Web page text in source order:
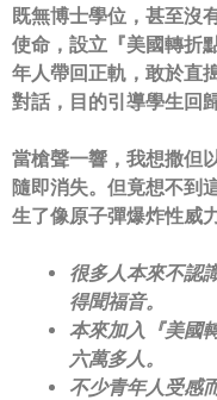
既無博士學位， 甚至沒
使命，設立『美國轉折
年人帶回正軌，敢於直
對話，目的引導學生回
當槍聲一響， 我想撒但
隨即消失。 但竟想不到
生了像原子彈爆炸性威
很多人本來不認
得聞福音。
本來加入『美國
六萬多人。
不少青年人受感